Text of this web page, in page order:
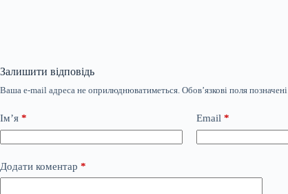
Залишити відповідь
Ваша e-mail адреса не оприлюднюватиметься. Обов’язкові поля позначені
Ім’я * Email *
Додати коментар *